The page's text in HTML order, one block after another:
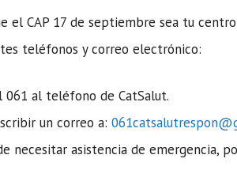
el CAP 17 de septiembre sea tu
teléfonos y correo electrónico:
061 al teléfono de CatSalut.
un correo a:
necesitar asistencia de emergencia,